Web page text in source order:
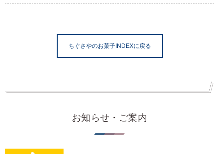
ちぐさやのお菓子INDEXに戻る
お知らせ・ご案内